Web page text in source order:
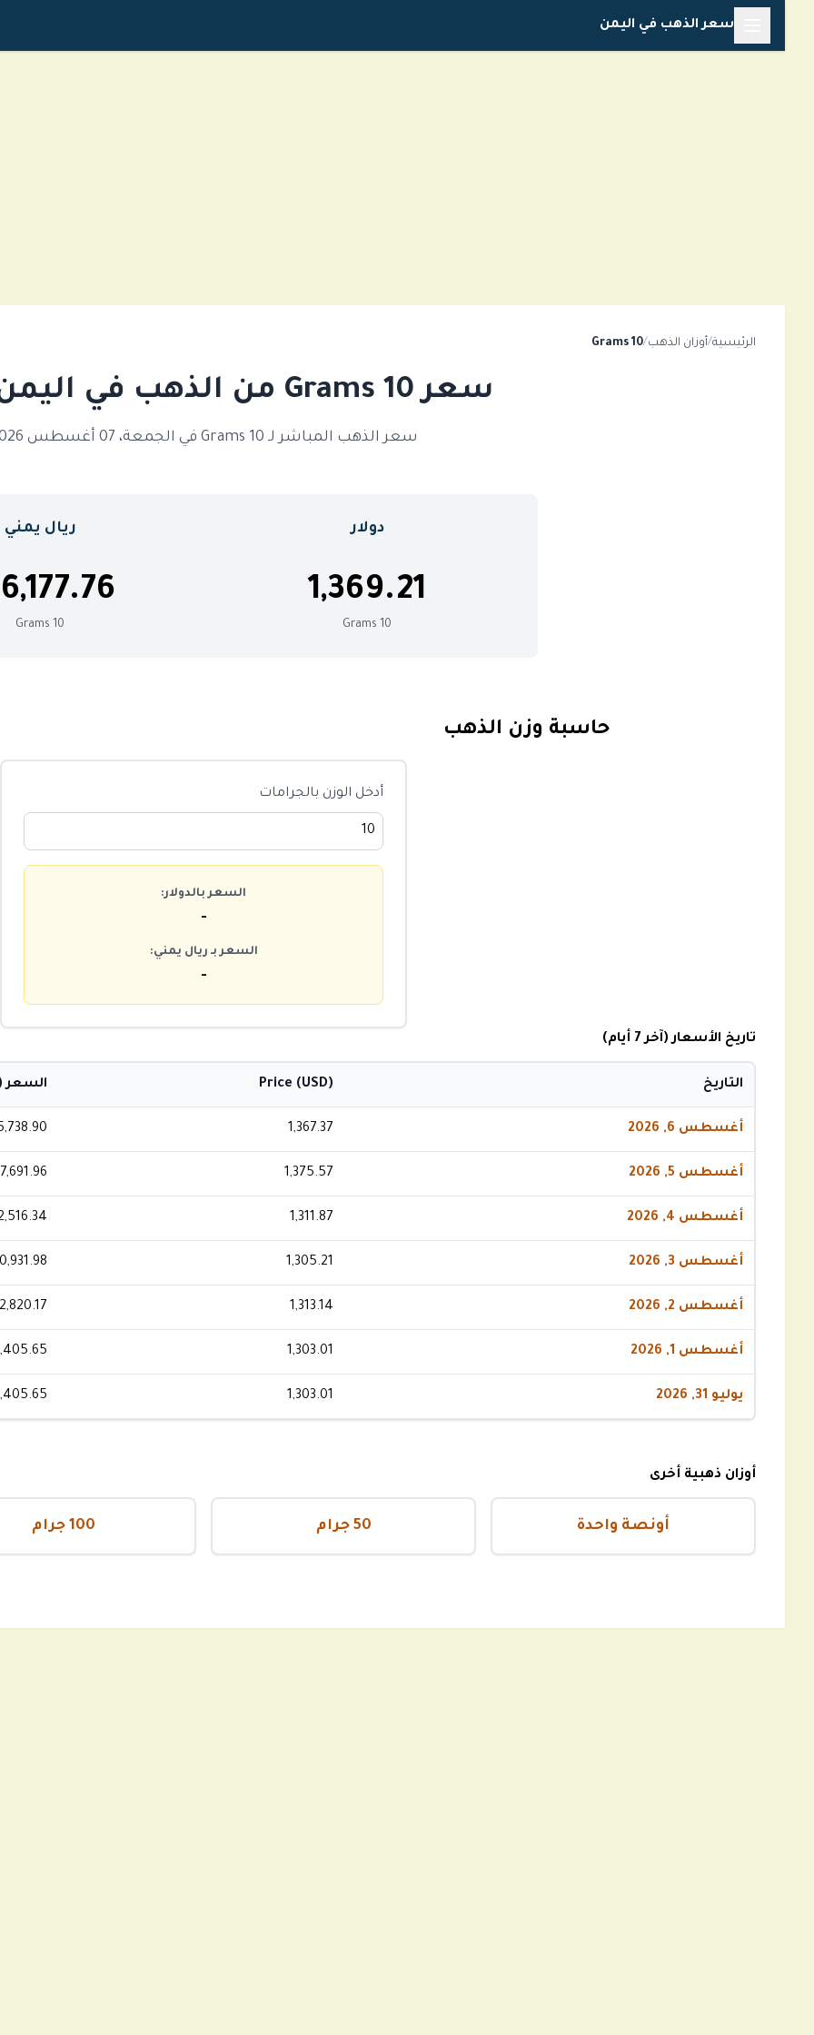
المحتوى
سعر الذهب في اليمن
الرئيسية/أوزان الذهب/
10 Grams
سعر 10 Grams من الذهب في اليمن اليوم
سعر الذهب المباشر لـ 10 Grams في الجمعة، 07 أغسطس 2026
دولار ريال يمني
1,369.21
10 Grams
10 Grams
حاسبة وزن الذهب
أدخل الوزن بالجرامات
السعر بالدولار:
-
السعر بـ ريال يمني:
-
تاريخ الأسعار (آخر 7 أيام)
التاريخ Price (USD) السعر
أغسطس 6, 2026 1,367.37
أغسطس 5, 2026 1,375.57
أغسطس 4, 2026 1,311.87
أغسطس 3, 2026 1,305.21
أغسطس 2, 2026 1,313.14
أغسطس 1, 2026 1,303.01
يوليو 31, 2026 1,303.01
أوزان ذهبية أخرى
أونصة واحدة 50 جرام 100 جرام